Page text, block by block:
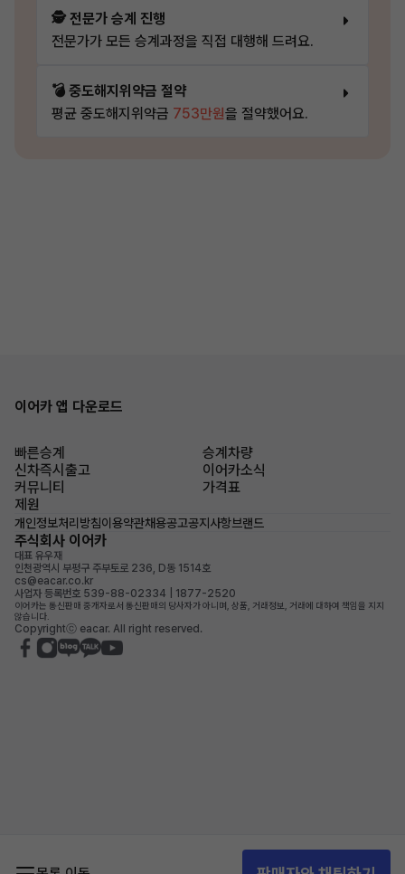
🕵️ 전문가 승계 진행
전문가가 모든 승계과정을 직접 대행해 드려요.
💣 중도해지위약금 절약
평균 중도해지위약금 753만원을 절약했어요.
이어카 앱 다운로드
빠른승계
승계차량
신차즉시출고
이어카소식
커뮤니티
가격표
제원
개인정보처리방침이용약관채용공고공지사항브랜드
주식회사 이어카
대표 유우재
인천광역시 부평구 주부토로 236, D동 1514호
cs@eacar.co.kr
사업자 등록번호 539-88-02334 | 1877-2520
이어카는 통신판매 중개자로서 통신판매의 당사자가 아니며, 상품, 거래정보, 거래에 대하여 책임을 지지
않습니다.
Copyrightⓒ eacar. All right reserved.